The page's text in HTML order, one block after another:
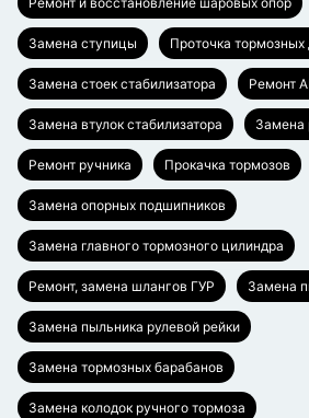
Замена ступицы Проточка тормозных
Замена стоек стабилизатора Ремонт
Замена втулок стабилизатора Замена
Ремонт ручника Прокачка тормозов
Замена опорных подшипников
Замена главного тормозного цилиндра
Ремонт, замена шлангов ГУР Замена
Замена пыльника рулевой рейки
Замена тормозных барабанов
Замена колодок ручного тормоза